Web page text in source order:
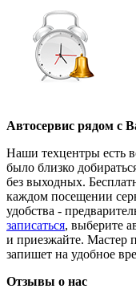
Автосервис рядом с
Наши техцентры есть
было близко
без выходных.
каждом посещении
удобства -
записаться, выберите
и приезжайте. Мастер
запишет на удобное
Отзывы о нас